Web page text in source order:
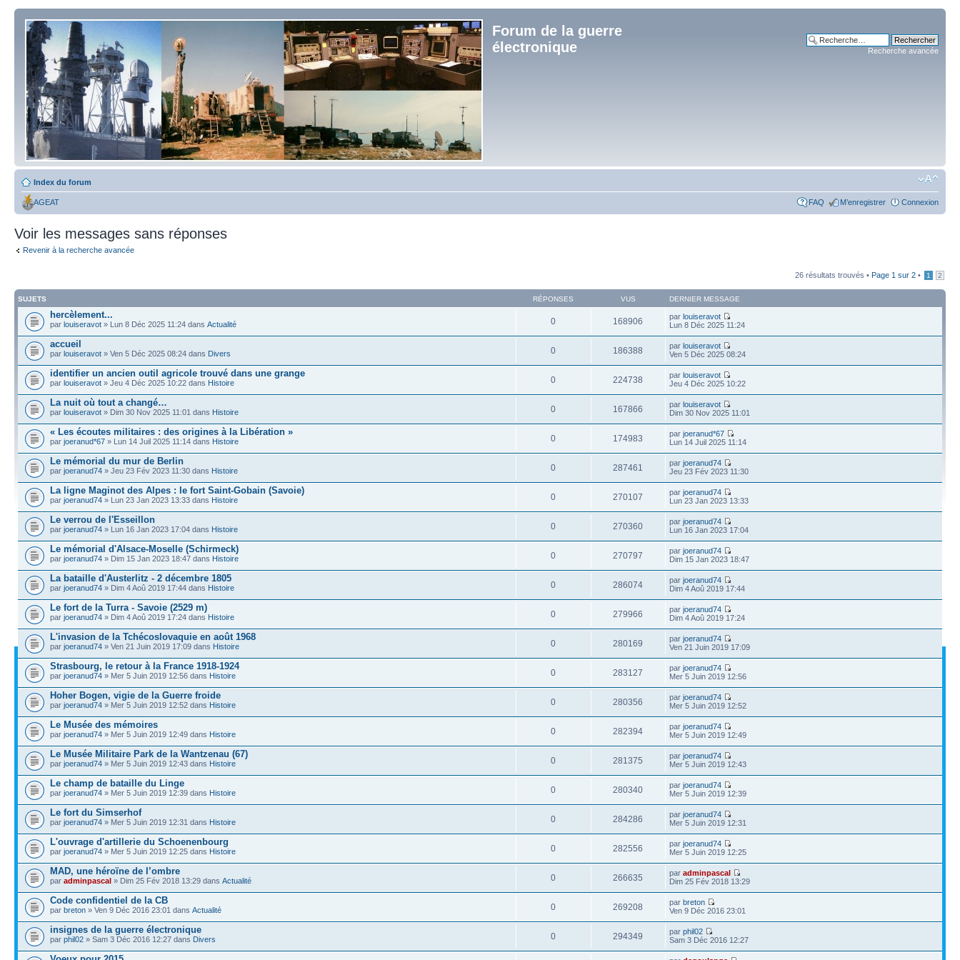
Forum de la guerre
électronique
Recherche avancée
Index du forum
AGEAT FAQ M’enregistrer Connexion
Voir les messages sans réponses
Revenir à la recherche avancée
26 résultats trouvés • Page 1 sur 2 • 1 2
SUJETS RÉPONSES VUS DERNIER MESSAGE
hercèlement...
par louiseravot » Lun 8 Déc 2025 11:24 dans Actualité 0 168906 parlouiseravot
Lun 8 Déc 2025 11:24
accueil
par louiseravot » Ven 5 Déc 2025 08:24 dans Divers 0 186388 parlouiseravot
Ven 5 Déc 2025 08:24
identifier un ancien outil agricole trouvé dans une grange
par louiseravot » Jeu 4 Déc 2025 10:22 dans Histoire 0 224738 parlouiseravot
Jeu 4 Déc 2025 10:22
La nuit où tout a changé…
par louiseravot » Dim 30 Nov 2025 11:01 dans Histoire 0 167866 parlouiseravot
Dim 30 Nov 2025 11:01
« Les écoutes militaires : des origines à la Libération »
par joeranud*67 » Lun 14 Juil 2025 11:14 dans Histoire 0 174983 parjoeranud*67
Lun 14 Juil 2025 11:14
Le mémorial du mur de Berlin
par joeranud74 » Jeu 23 Fév 2023 11:30 dans Histoire 0 287461 parjoeranud74
Jeu 23 Fév 2023 11:30
La ligne Maginot des Alpes : le fort Saint-Gobain (Savoie)
par joeranud74 » Lun 23 Jan 2023 13:33 dans Histoire 0 270107 parjoeranud74
Lun 23 Jan 2023 13:33
Le verrou de l'Esseillon
par joeranud74 » Lun 16 Jan 2023 17:04 dans Histoire 0 270360 parjoeranud74
Lun 16 Jan 2023 17:04
Le mémorial d'Alsace-Moselle (Schirmeck)
par joeranud74 » Dim 15 Jan 2023 18:47 dans Histoire 0 270797 parjoeranud74
Dim 15 Jan 2023 18:47
La bataille d'Austerlitz - 2 décembre 1805
par joeranud74 » Dim 4 Aoû 2019 17:44 dans Histoire 0 286074 parjoeranud74
Dim 4 Aoû 2019 17:44
Le fort de la Turra - Savoie (2529 m)
par joeranud74 » Dim 4 Aoû 2019 17:24 dans Histoire 0 279966 parjoeranud74
Dim 4 Aoû 2019 17:24
L'invasion de la Tchécoslovaquie en août 1968
par joeranud74 » Ven 21 Juin 2019 17:09 dans Histoire 0 280169 parjoeranud74
Ven 21 Juin 2019 17:09
Strasbourg, le retour à la France 1918-1924
par joeranud74 » Mer 5 Juin 2019 12:56 dans Histoire 0 283127 parjoeranud74
Mer 5 Juin 2019 12:56
Hoher Bogen, vigie de la Guerre froide
par joeranud74 » Mer 5 Juin 2019 12:52 dans Histoire 0 280356 parjoeranud74
Mer 5 Juin 2019 12:52
Le Musée des mémoires
par joeranud74 » Mer 5 Juin 2019 12:49 dans Histoire 0 282394 parjoeranud74
Mer 5 Juin 2019 12:49
Le Musée Militaire Park de la Wantzenau (67)
par joeranud74 » Mer 5 Juin 2019 12:43 dans Histoire 0 281375 parjoeranud74
Mer 5 Juin 2019 12:43
Le champ de bataille du Linge
par joeranud74 » Mer 5 Juin 2019 12:39 dans Histoire 0 280340 parjoeranud74
Mer 5 Juin 2019 12:39
Le fort du Simserhof
par joeranud74 » Mer 5 Juin 2019 12:31 dans Histoire 0 284286 parjoeranud74
Mer 5 Juin 2019 12:31
L'ouvrage d'artillerie du Schoenenbourg
par joeranud74 » Mer 5 Juin 2019 12:25 dans Histoire 0 282556 parjoeranud74
Mer 5 Juin 2019 12:25
MAD, une héroïne de l’ombre
par adminpascal » Dim 25 Fév 2018 13:29 dans Actualité 0 266635 paradminpascal
Dim 25 Fév 2018 13:29
Code confidentiel de la CB
par breton » Ven 9 Déc 2016 23:01 dans Actualité 0 269208 parbreton
Ven 9 Déc 2016 23:01
insignes de la guerre électronique
par phil02 » Sam 3 Déc 2016 12:27 dans Divers 0 294349 parphil02
Sam 3 Déc 2016 12:27